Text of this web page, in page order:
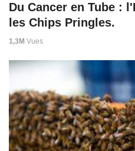
Du Cancer en Tube :
les Chips Pringles.
1,3M Vues